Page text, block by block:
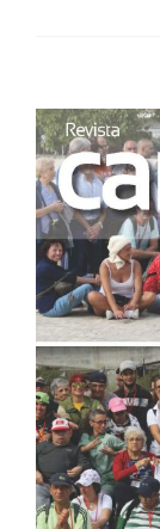
View
Larger
Image